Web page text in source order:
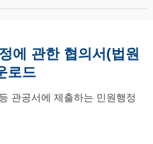
에 관한 협의서(법원
로드
관공서에 제출하는 민원행정